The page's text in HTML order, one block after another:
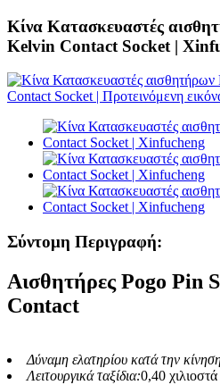
Κίνα Κατασκευαστές
Kelvin Contact Socket |
Σύντομη Περιγραφή:
Αισθητήρες Pogo Pin
Contact
Δύναμη ελατηρίου κατά την
Λειτουργικά ταξίδια:0,40 χιλιοστά